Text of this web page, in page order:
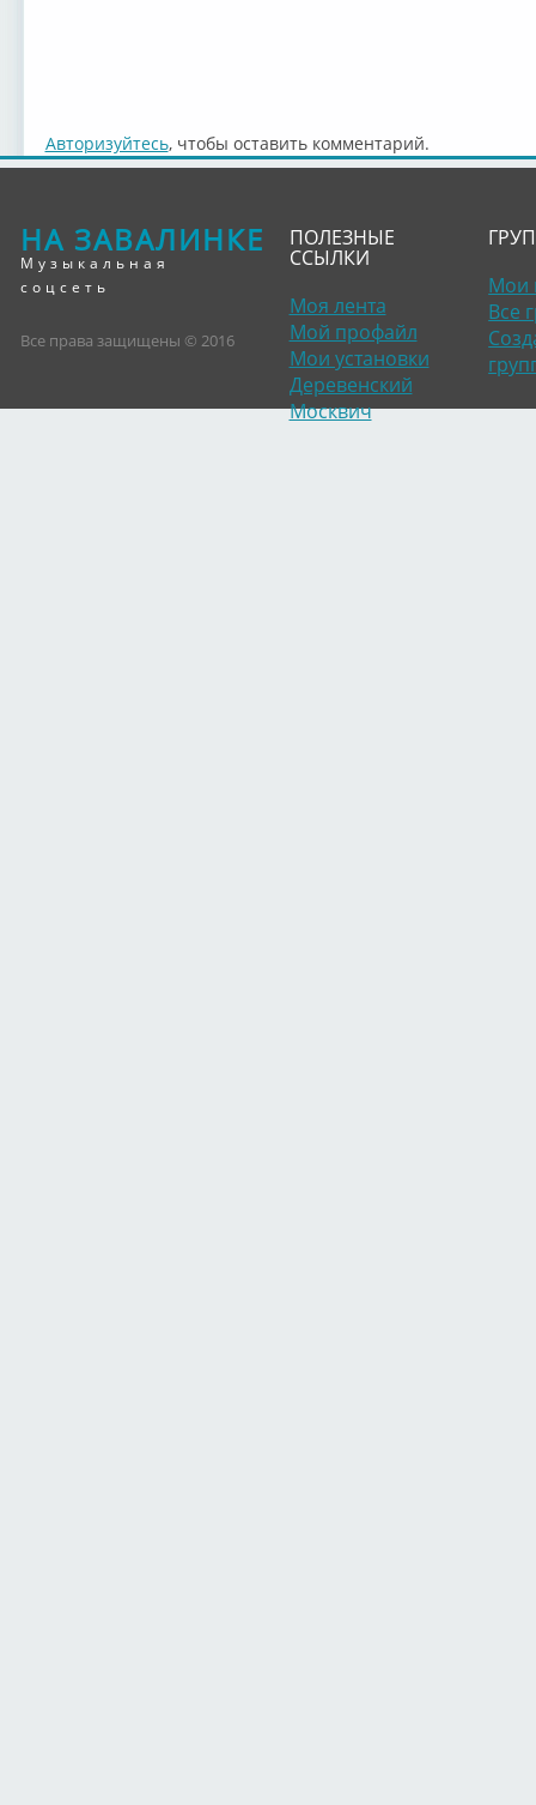
Авторизуйтесь, чтобы оставить комментарий.
НА ЗАВАЛИНКЕ
Музыкальная
соцсеть
Все права защищены © 2016
ПОЛЕЗНЫЕ
ССЫЛКИ
Моя лента
Мой профайл
Мои установки
Деревенский
Москвич
Мои
Все